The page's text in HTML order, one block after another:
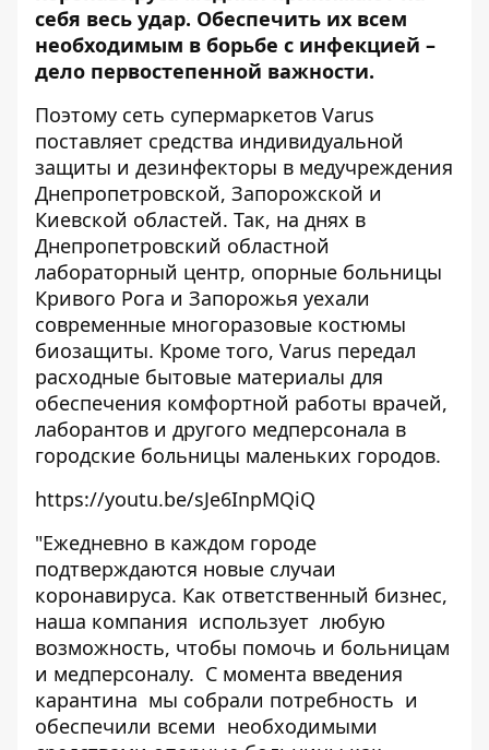
себя весь удар. Обеспечить их всем
необходимым в борьбе с инфекцией –
дело первостепенной важности.
Поэтому сеть супермаркетов Varus
поставляет средства индивидуальной
защиты и дезинфекторы в медучреждения
Днепропетровской, Запорожской и
Киевской областей. Так, на днях в
Днепропетровский областной
лабораторный центр, опорные больницы
Кривого Рога и Запорожья уехали
современные многоразовые костюмы
биозащиты. Кроме того, Varus передал
расходные бытовые материалы для
обеспечения комфортной работы врачей,
лаборантов и другого медперсонала в
городские больницы маленьких городов.
https://youtu.be/sJe6InpMQiQ
"Ежедневно в каждом городе
подтверждаются новые случаи
коронавируса. Как ответственный бизнес,
наша компания использует любую
возможность, чтобы помочь и больницам
и медперсоналу. С момента введения
карантина мы собрали потребность и
обеспечили всеми необходимыми